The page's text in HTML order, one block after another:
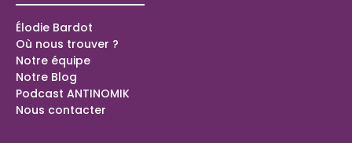
Élodie Bardot
Où nous trouver ?
Notre équipe
Notre Blog
Podcast ANTINOMIK
Nous contacter
Bilan de compétences Domont (95)
Bilan de compétences Langolen (29)
Bilan de compétences Peillonnex (74)
Coaching spécial parents